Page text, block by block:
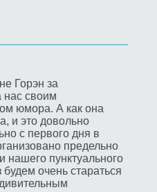
Горэн за
нас своим
юмора. А как она
и это довольно
с первого дня в
предельно
нашего пунктуального
очень стараться